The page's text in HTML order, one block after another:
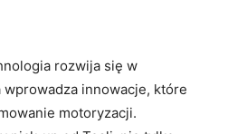
rozwija się w
​innowacje, ​które
motoryzacji.